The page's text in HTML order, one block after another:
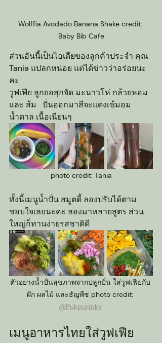
Wolffia Avodado Banana Shake credit:
Baby Bib Cafe
ส่วนอันนี้เป็นไอเดียของลูกค้าประจำ คุณ
Tania แปลกหน่อย แต่ได้ข่าวว่าอร่อยนะ
คะ
วูฟเฟีย ลูกยอสุกจัด มะนาวโห่ กล้วยหอม
และ ส้ม   ปั่นออกมาสีจะแดงเข้มอม
น้ำตาล เนื้อเนียนๆ
photo credit: Tania
ทั้งนี้เมนูน้ำปั่น สมูตตี้ ลองปรับได้ตาม
ชอบใจเลยนะคะ ลองมาหลายสูตร ส่วน
ใหญ่ก็ทานง่ายรสชาติดี
ตัวอย่างน้ำปั่นสุขภาพจากปลูกปั่น ใส่วูฟเฟียกับ
ผัก ผลไม้ และธัญพืช photo credit:
@Pukpunbkk
เมนูอาหารไทยใส่วูฟเฟีย